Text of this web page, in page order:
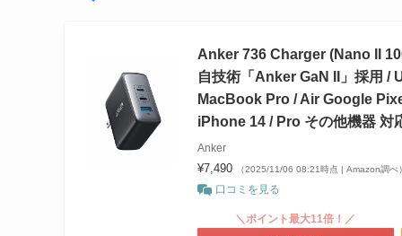
Anker 736 Charger (Nano II
自技術「Anker GaN II」採用 /
MacBook Pro / Air Google
iPhone 14 / Pro その他機器 対
Anker
¥7,490 （2025/11/06 08:21時点 | Amazon調べ
口コミを見る
＼ポイント最大11倍！／